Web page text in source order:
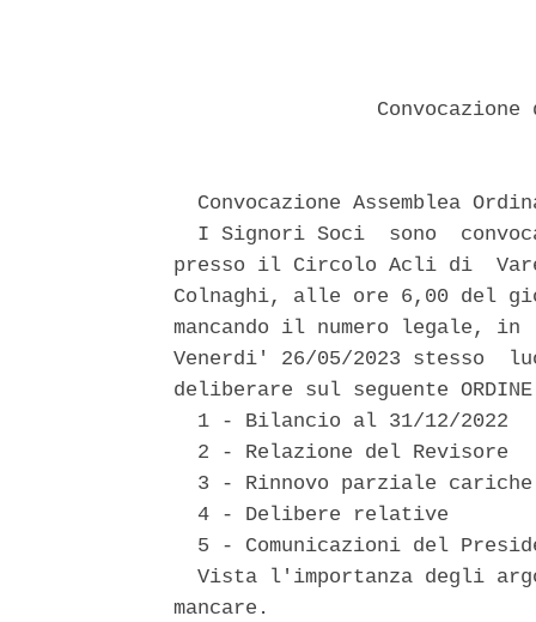
Convocazione Assemblea
I Signori Soci  sono
presso il Circolo Acli di
Colnaghi, alle ore 6,00 del
mancando il numero legale,
Venerdi' 26/05/2023 stesso
deliberare sul seguente ORDINE
  1 - Bilancio al 31/12/2022
  2 - Relazione del Revisore
3 - Rinnovo parziale
  4 - Delibere relative
5 - Comunicazioni del
Vista l'importanza degli
mancare.